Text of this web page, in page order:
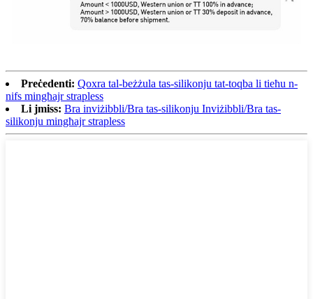
Preċedenti: Qoxra tal-beżżula tas-silikonju tat-toqba li tieħu n-
nifs mingħajr strapless
Li jmiss: Bra inviżibbli/Bra tas-silikonju Inviżibbli/Bra tas-
silikonju mingħajr strapless